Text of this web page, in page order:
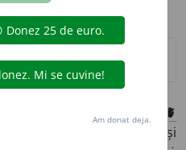
🫀
fluierul piciorului (la om și
Am donat deja.